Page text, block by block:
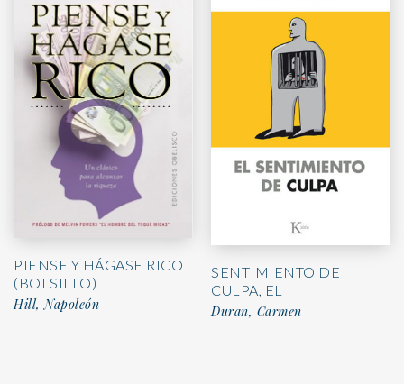
PIENSE Y HÁGASE RICO
(BOLSILLO)
Hill, Napoleón
SENTIMIENTO DE
CULPA, EL
Duran, Carmen